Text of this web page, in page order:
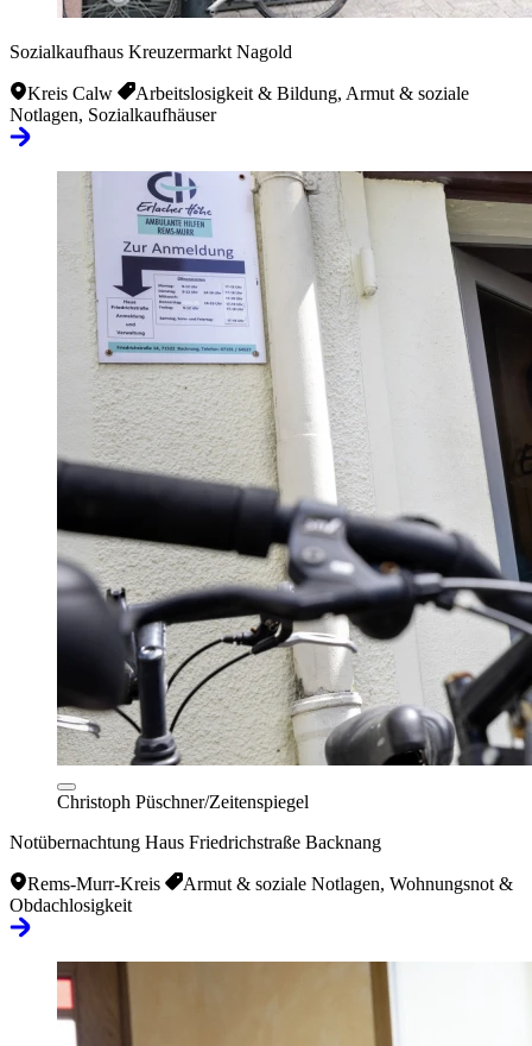
Sozialkaufhaus Kreuzermarkt Nagold
Kreis Calw
Arbeitslosigkeit & Bildung, Armut & soziale
Notlagen, Sozialkaufhäuser
Christoph Püschner/Zeitenspiegel
Notübernachtung Haus Friedrichstraße Backnang
Rems-Murr-Kreis
Armut & soziale Notlagen, Wohnungsnot &
Obdachlosigkeit